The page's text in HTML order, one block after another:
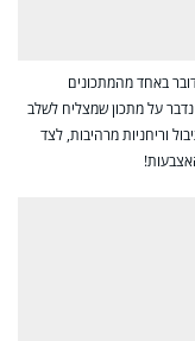
באחד מהמתכונים
על מתכון שמצליח לשלב
וריחניות מרהיבות, לצד